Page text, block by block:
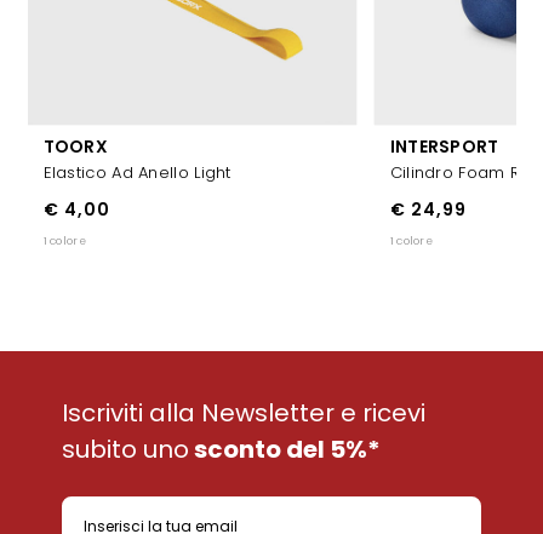
TOORX
Elastico Ad Anello Light
€ 4,00
1 colore
INTERSPORT
Cilindro Foam
€ 24,99
1 colore
Iscriviti alla Newsletter e ricevi
subito unosconto del 5%*